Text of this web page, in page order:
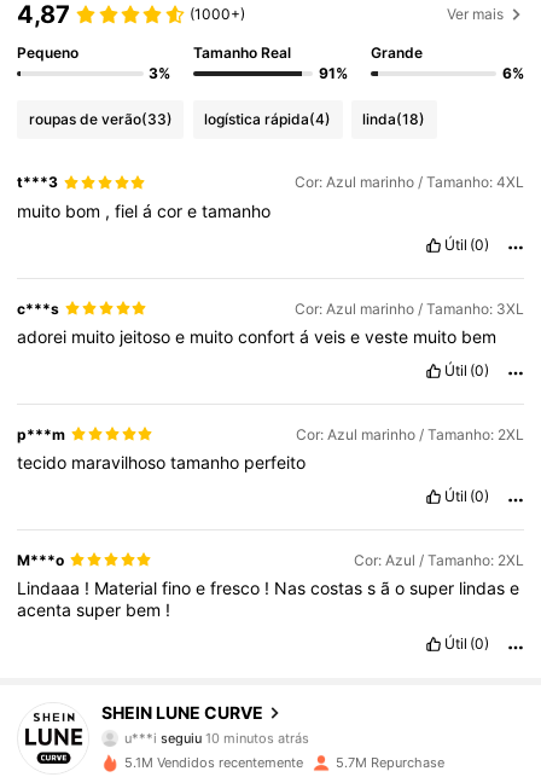
4,87 (1000+) Ver mais
Pequeno
3%
Tamanho Real
91%
Grande
6%
roupas de verão(33) logística rápida(4) linda(18)
t***3 Cor: Azul marinho / Tamanho: 4XL
muito bom ,fielácoretamanho
Útil (0)
c***s Cor: Azul marinho / Tamanho: 3XL
adorei muito jeitosoe muitoconfortáveiseveste muito bem
Útil (0)
p***m Cor: Azul marinho / Tamanho: 2XL
tecido maravilhosotamanho perfeito
Útil (0)
M***o Cor: Azul / Tamanho: 2XL
Lindaaa ! Materialfinoefresco ! Nascostassãosuper lindase
acentasuper bem !
Útil (0)
SHEIN LUNE CURVE
u***iseguiu10 minutos atrás
n***n está a navegar
4,84
449K Seguidores
5.1M Vendidos recentemente 5.7M Repurchase